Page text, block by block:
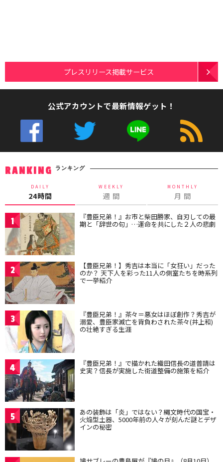
プレスリリース掲載サービス
公式アカウントで最新情報ゲット！
RANKING ランキング
DAILY
24時間
WEEKLY
週 間
MONTHLY
月 間
1 『豊臣兄弟！』お市と柴田勝家、自刃しての最
期と「辞世の句」…運命を共にした２人の悲劇
2 【豊臣兄弟！】秀吉は本当に「女狂い」だった
のか？ 天下人を彩った11人の側室たちを時系列
で一挙紹介
3 『豊臣兄弟！』茶々＝悪女はほぼ創作？秀吉が
溺愛、豊臣家滅亡を背負わされた茶々(井上和)
の壮絶すぎる生涯
4 『豊臣兄弟！』で描かれた織田信長の道普請は
史実？信長が実施した街道整備の施策を紹介
5 あの装飾は「炎」ではない？縄文時代の国宝・
火焔型土器、5000年前の人々が刻んだ謎とデザ
インの秘密